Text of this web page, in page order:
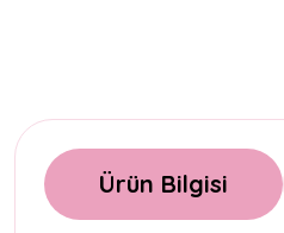
Ürün Bilgisi